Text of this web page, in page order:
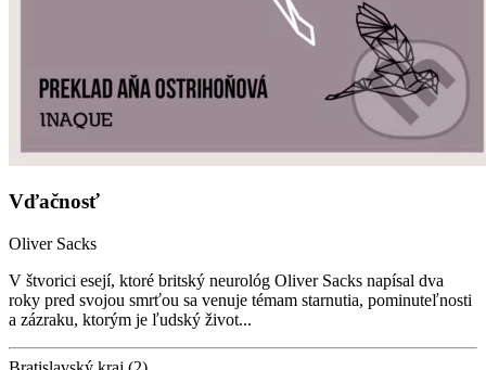
Vďačnosť
Oliver Sacks
V štvorici esejí, ktoré britský neurológ Oliver Sacks napísal dva
roky pred svojou smrťou sa venuje témam starnutia, pominuteľnosti
a zázraku, ktorým je ľudský život...